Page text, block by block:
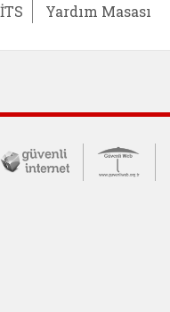
Yardım Masası
İletişim Merkezi
Güvende (yeni
Güvenli